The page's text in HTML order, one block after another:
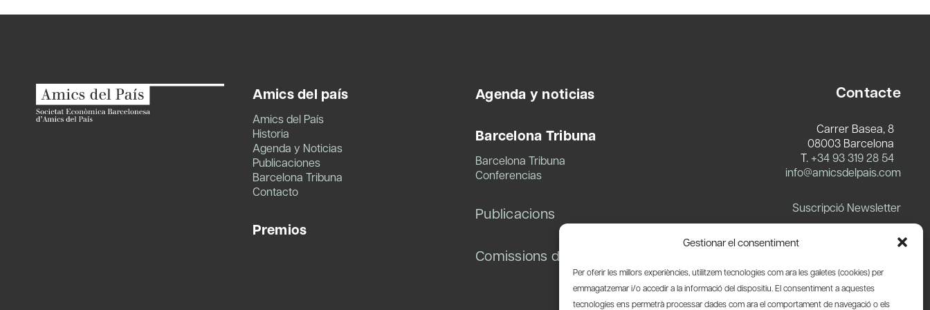
Gestionar el consentiment
Per oferir les millors experiències, utilitzem tecnologies com ara les galetes (cookies) per
emmagatzemar i/o accedir a la informació del dispositiu. El consentiment a aquestes
tecnologies ens permetrà processar dades com ara el comportament de navegació o els
entradas
Amics del país
Amics del País
Historia
Agenda y Noticias
Publicaciones
Barcelona Tribuna
Contacto
Premios
Agenda y noticias
Barcelona Tribuna
Barcelona Tribuna
Conferencias
Publicacions
Comissions de treball
Contacte
Carrer Basea, 8
08003 Barcelona
T. +34 93 319 28 54
info@amicsdelpais.com
Suscripció Newsletter
YouTube